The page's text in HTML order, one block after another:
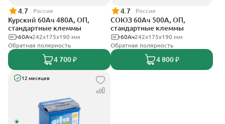
4.7 Россия
Курский 60Ач 480А, ОП,
стандартные клеммы
242x175x190 мм
60Ач
Обратная полярность
4 700 ₽
4.7 Россия
СОЮЗ 60Ач 500А, ОП,
стандартные клеммы
242x175x190 мм
60Ач
Обратная полярность
4 800 ₽
12 месяцев